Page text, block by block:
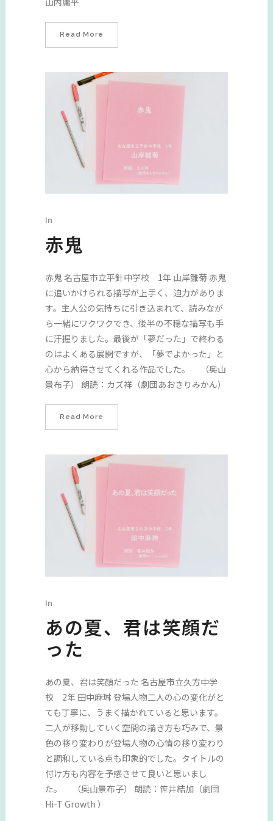
Read More
In
赤鬼
赤鬼 名古屋市立平針中学校 1年 山岸雛菊 赤鬼
に追いかけられる描写が上手く、迫力がありま
す。主人公の気持ちに引き込まれて、読みなが
ら一緒にワクワクでき、後半の不穏な描写も手
に汗握りました。最後が「夢だった」で終わる
のはよくある展開ですが、「夢でよかった」と
心から納得させてくれる作品でした。 （奥山
景布子） 朗読：カズ祥（劇団あおきりみかん）
Read More
In
あの夏、君は笑顔だ
った
あの夏、君は笑顔だった 名古屋市立久方中学
校 2年 田中麻琳 登場人物二人の心の変化がと
ても丁寧に、うまく描かれていると思います。
二人が移動していく空間の描き方も巧みで、景
色の移り変わりが登場人物の心情の移り変わり
と調和している点も印象的でした。タイトルの
付け方も内容を予感させて良いと思いまし
た。 （奥山景布子） 朗読：笹井結加（劇団
Hi-T Growth ）